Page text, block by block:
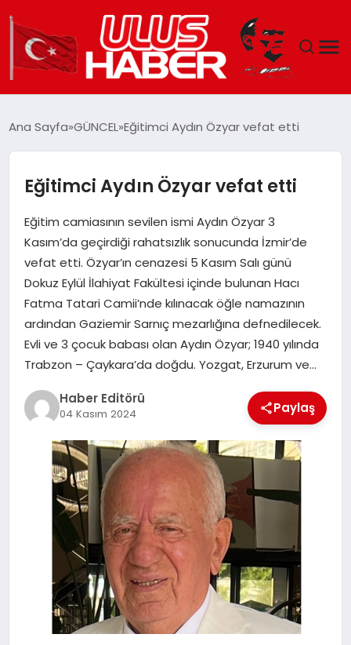
DÜNYA
EKONOMI
SIYASET
TEKNOLOJI
EĞITIM
MAGAZIN
SPOR
YAŞAM
Ana Sayfa GÜNCEL Eğitimci Aydın Özyar vefat etti
Eğitimci Aydın Özyar vefat etti
Eğitim camiasının sevilen ismi Aydın Özyar 3
Kasım’da geçirdiği rahatsızlık sonucunda İzmir’de
vefat etti. Özyar’ın cenazesi 5 Kasım Salı günü
Dokuz Eylül İlahiyat Fakültesi içinde bulunan Hacı
Fatma Tatari Camii’nde kılınacak öğle namazının
ardından Gaziemir Sarnıç mezarlığına defnedilecek.
Evli ve 3 çocuk babası olan Aydın Özyar; 1940 yılında
Trabzon – Çaykara’da doğdu. Yozgat, Erzurum ve…
Haber Editörü
04 Kasım 2024 Paylaş